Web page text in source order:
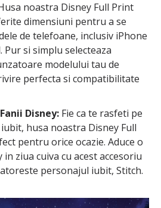
noastra Disney Full Print
dimensiuni pentru a se
de telefoane, inclusiv iPhone
si simplu selecteaza
modelului tau de
perfecta si compatibilitate
Disney: Fie ca te rasfeti pe
husa noastra Disney Full
pentru orice ocazie. Aduce o
ziua cuiva cu acest accesoriu
personajul iubit, Stitch.